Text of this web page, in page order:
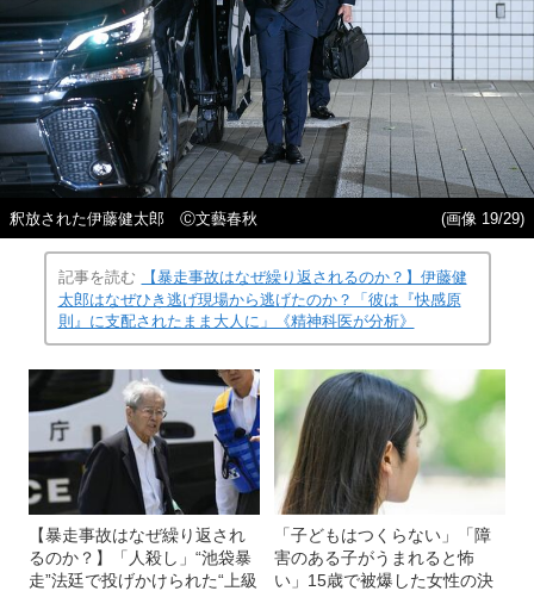
釈放された伊藤健太郎 Ⓒ文藝春秋 (画像 19/29)
記事を読む
【暴走事故はなぜ繰り返されるのか？】伊藤健
太郎はなぜひき逃げ現場から逃げたのか？「彼は『快感原
則』に支配されたまま大人に」《精神科医が分析》
【暴走事故はなぜ繰り返され
るのか？】「人殺し」“池袋暴
走”法廷で投げかけられた“上級
「子どもはつくらない」「障
害のある子がうまれると怖
い」15歳で被爆した女性の決